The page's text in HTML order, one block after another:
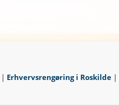
| Erhvervsrengøring i Roskilde |